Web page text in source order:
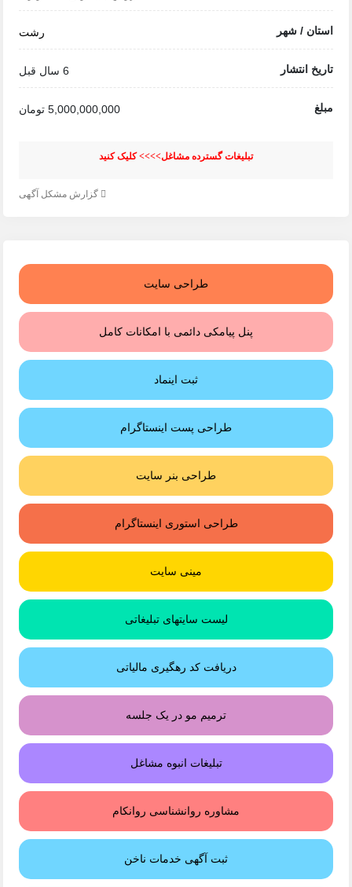
/ شهر
5,000,000,000 تومان
تبلیغات گسترده مشاغل>>>> کلیک کنید
گزارش مشکل آگهی
طراحی سایت
پنل پیامکی دائمی با امکانات کامل
ثبت اینماد
طراحی پست اینستاگرام
طراحی بنر سایت
طراحی استوری اینستاگرام
مینی سایت
لیست سایتهای تبلیغاتی
دریافت کد رهگیری مالیاتی
ترمیم مو در یک جلسه
تبلیغات انبوه مشاغل
مشاوره روانشناسی روانکام
ثبت آگهی خدمات ناخن